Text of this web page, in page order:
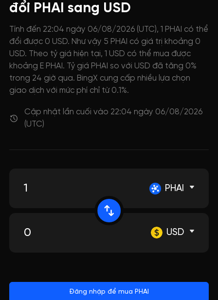
đổi PHAI sang USD
Tính đến 22:04 ngày 06/08/2026 (UTC), 1 PHAI có thể
đổi được 0 USD. Như vậy 5 PHAI có giá trị khoảng 0
USD. Theo tỷ giá hiện tại, 1 USD có thể mua được
khoảng E PHAI. Tỷ giá PHAI so với USD đã tăng 0%
trong 24 giờ qua. BingX cung cấp nhiều lựa chọn
giao dịch với mức phí chỉ từ 0.1%.
Cập nhật lần cuối vào 22:04 ngày 06/08/2026
(UTC)
PHAI
USD
Đăng nhập để mua PHAI